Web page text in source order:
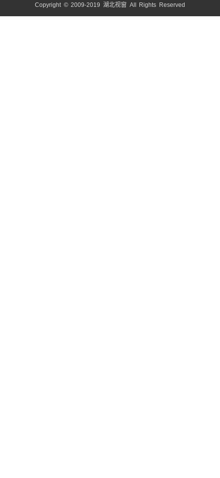
Copyright © 2009-2019 湖北视窗 All Rights Reserved